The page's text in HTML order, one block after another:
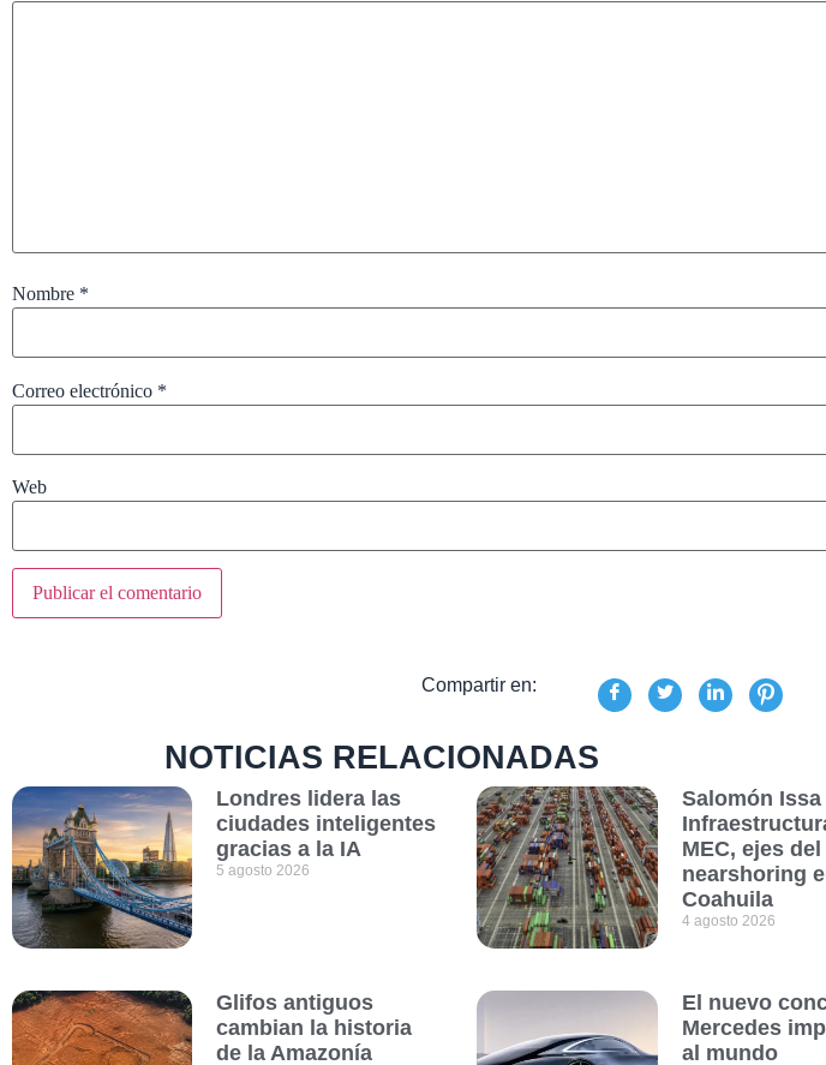
Nombre *
Correo electrónico *
Web
Compartir en:
NOTICIAS RELACIONADAS
Londres lidera las
ciudades inteligentes
gracias a la IA
5 agosto 2026
Salomón
MEC, ejes del
nearshoring
Coahuila
4 agosto 2026
Glifos antiguos
cambian la historia
de la Amazonía
El nuevo
Mercedes
al mundo